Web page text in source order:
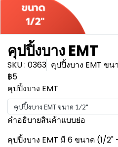
คุปปิ้งบาง EMT
SKU : 0363 คุปปิ้งบาง EMT ขน
฿5
คุปปิ้งบาง EMT
คุปปิ้งบาง EMT ขนาด 1/2"
คำอธิบายสินค้าแบบย่อ
คุปปิ้งบาง EMT มี 6 ขนาด (1/2"